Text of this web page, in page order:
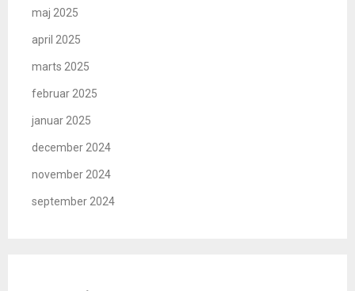
maj 2025
april 2025
marts 2025
februar 2025
januar 2025
december 2024
november 2024
september 2024